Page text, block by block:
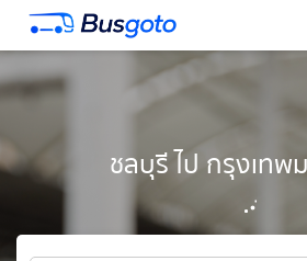
ชลบุรี ไป กรุงเทพ